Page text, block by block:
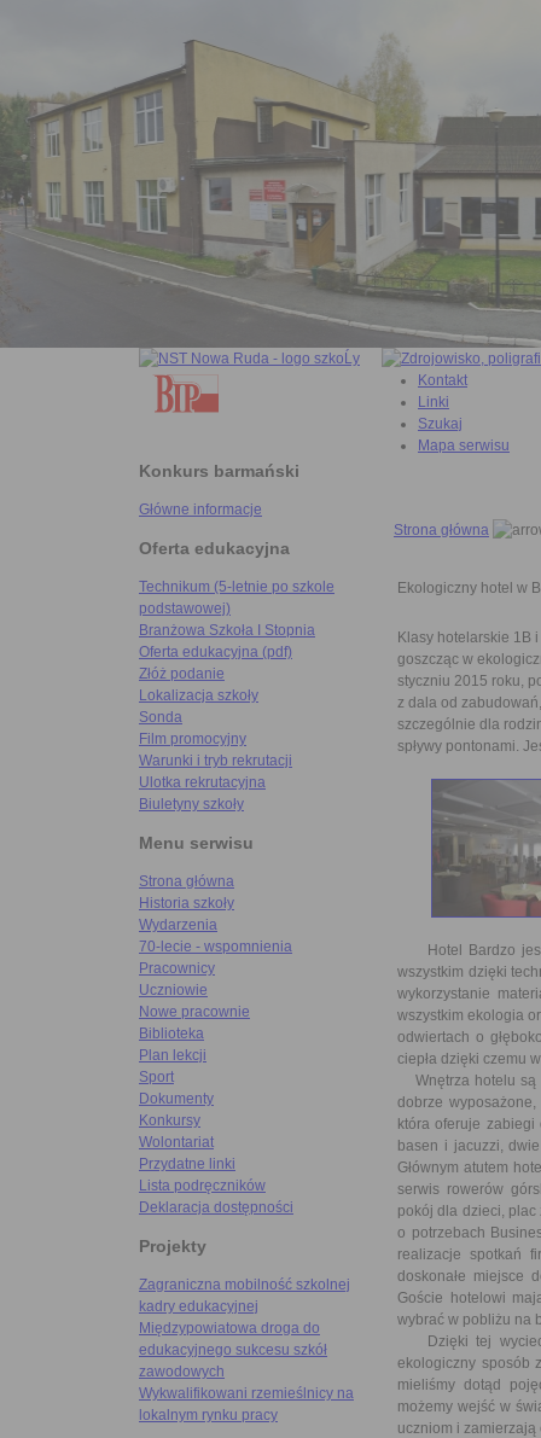
Konkurs barmański
Główne informacje
Oferta edukacyjna
Technikum (5-letnie po szkole
podstawowej)
Branżowa Szkoła I Stopnia
Oferta edukacyjna (pdf)
Złóż podanie
Lokalizacja szkoły
Sonda
Film promocyjny
Warunki i tryb rekrutacji
Ulotka rekrutacyjna
Biuletyny szkoły
Menu serwisu
Strona główna
Historia szkoły
Wydarzenia
70-lecie - wspomnienia
Pracownicy
Uczniowie
Nowe pracownie
Biblioteka
Plan lekcji
Sport
Dokumenty
Konkursy
Wolontariat
Przydatne linki
Lista podręczników
Deklaracja dostępności
Projekty
Zagraniczna mobilność szkolnej
kadry edukacyjnej
Międzypowiatowa droga do
edukacyjnego sukcesu szkół
zawodowych
Wykwalifikowani rzemieślnicy na
lokalnym rynku pracy
Kontakt
Linki
Szukaj
Mapa serwisu
Strona główna
Ekologiczny hotel w
Klasy hotelarskie 1B
goszcząc w
styczniu 2015 roku,
z dala od
szczególnie dla
spływy pontonami.
Hotel Bardzo jest
wszystkim dzięki
wykorzystanie
wszystkim ekologia
odwiertach o
ciepła dzięki czemu
Wnętrza hotelu są
dobrze
która oferuje
basen i jacuzzi,
Głównym atutem
serwis rowerów
pokój dla dzieci,
o potrzebach
realizacje spotkań
doskonałe miejsce
Goście hotelowi
wybrać w pobliżu na
Dzięki tej
ekologiczny sposób
mieliśmy dotąd
możemy wejść w
uczniom i zamierzają